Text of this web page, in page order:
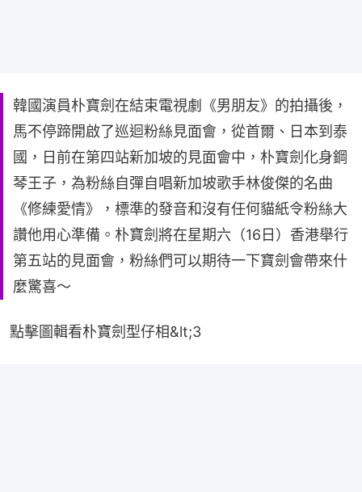
韓國演員朴寶劍在結束電視劇《男朋友》的拍攝後，
馬不停蹄開啟了巡迴粉絲見面會，從首爾、日本到泰
國，日前在第四站新加坡的見面會中，朴寶劍化身鋼
琴王子，為粉絲自彈自唱新加坡歌手林俊傑的名曲
《修練愛情》，標準的發音和沒有任何貓紙令粉絲大
讚他用心準備。朴寶劍將在星期六（16日）香港舉行
第五站的見面會，粉絲們可以期待一下寶劍會帶來什
麼驚喜～
點擊圖輯看朴寶劍型仔相&lt;3